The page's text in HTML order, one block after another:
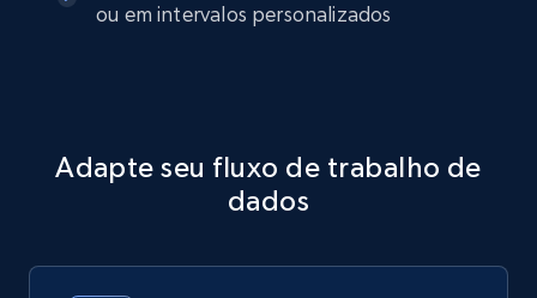
ou em intervalos personalizados
Adapte seu fluxo de trabalho de
dados